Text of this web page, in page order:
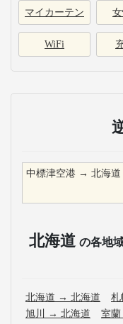
マイカーテン
WiFi
中標津空港 → 北海道
北海道 の各地
北海道 → 北海道 札
旭川
→ 北海道 室蘭